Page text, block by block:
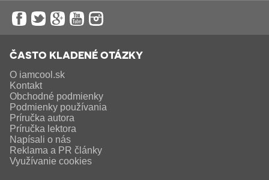
ČASTO KLADENÉ OTÁZKY
O iamcool.sk
Kontakt
Obchodné podmienky
Podmienky používania
Príručka autora
Príručka lektora
Napísali o nás
Reklama a PR články
Využívanie cookies